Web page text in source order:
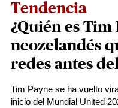
Tendencia
¿Quién es Tim
neozelandés
redes antes
Tim Payne se ha vuelto
inicio del Mundial United